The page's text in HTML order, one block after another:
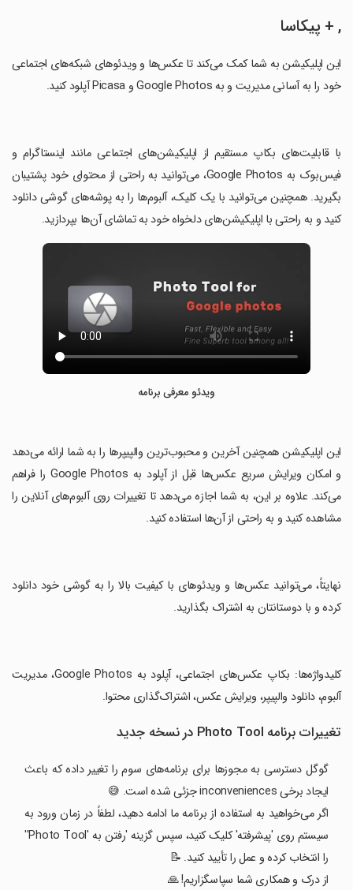
, + پیکاسا
این اپلیکیشن به شما کمک می‌کند تا عکس‌ها و ویدئوهای شبکه‌های اجتماعی
خود را به آسانی مدیریت و به Google Photos و Picasa آپلود کنید.
‏با قابلیت‌های بکاپ مستقیم از اپلیکیشن‌های اجتماعی مانند اینستاگرام و
فیس‌بوک به Google Photos، می‌توانید به راحتی از محتوای خود پشتیبان
بگیرید. همچنین می‌توانید با یک کلیک، آلبوم‌ها را به پوشه‌های گوشی دانلود
کنید و به راحتی با اپلیکیشن‌های دلخواه خود به تماشای آن‌ها بپردازید.
ویدئو معرفی برنامه
‏این اپلیکیشن همچنین آخرین و محبوب‌ترین والپیپرها را به شما ارائه می‌دهد
و امکان ویرایش سریع عکس‌ها قبل از آپلود به Google Photos را فراهم
می‌کند. علاوه بر این، به شما اجازه می‌دهد تا تغییرات روی آلبوم‌های آنلاین را
مشاهده کنید و به راحتی از آن‌ها استفاده کنید.
‏نهایتاً، می‌توانید عکس‌ها و ویدئوهای با کیفیت بالا را به گوشی خود دانلود
کرده و با دوستانتان به اشتراک بگذارید.
‏کلیدواژه‌ها: بکاپ عکس‌های اجتماعی، آپلود به Google Photos، مدیریت
آلبوم، دانلود والپیپر، ویرایش عکس، اشتراک‌گذاری محتوا.
تغییرات برنامه Photo Tool در نسخه جدید
گوگل دسترسی به مجوزها برای برنامه‌های سوم را تغییر داده که باعث
ایجاد برخی inconveniences جزئی شده است. 😅
اگر می‌خواهید به استفاده از برنامه ما ادامه دهید، لطفاً در زمان ورود به
سیستم روی 'پیشرفته' کلیک کنید، سپس گزینه 'رفتن به 'Photo Tool''
را انتخاب کرده و عمل را تأیید کنید. 📝
از درک و همکاری شما سپاسگزاریم! 🙏